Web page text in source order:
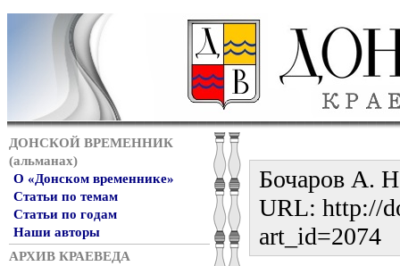
ДОНСКОЙ ВРЕМЕННИК
(альманах)
О «Донском временнике»
Статьи по темам
Статьи по годам
Наши авторы
АРХИВ КРАЕВЕДА
Бочаров А.
URL: http://
art_id=2074